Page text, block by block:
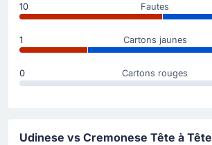
10 Fautes
1 Cartons jaunes
0 Cartons rouges
Udinese vs Cremonese Tête à Tête